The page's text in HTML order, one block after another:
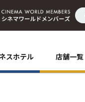
スホテル 店舗一覧